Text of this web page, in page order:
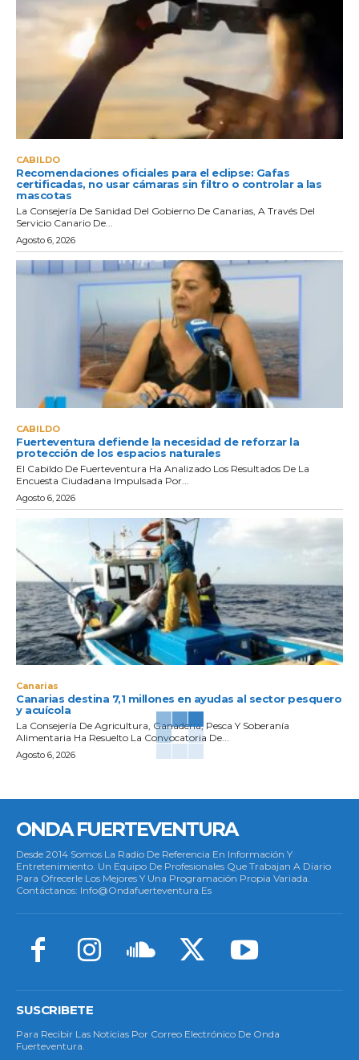
CABILDO
Recomendaciones oficiales para el eclipse: Gafas
certificadas, no usar cámaras sin filtro o controlar a las
mascotas
La Consejería De Sanidad Del Gobierno De Canarias, A Través Del
Servicio Canario De...
Agosto 6, 2026
CABILDO
Fuerteventura defiende la necesidad de reforzar la
protección de los espacios naturales
El Cabildo De Fuerteventura Ha Analizado Los Resultados De La
Encuesta Ciudadana Impulsada Por...
Agosto 6, 2026
Canarias
Canarias destina 7,1 millones en ayudas al sector pesquero
y acuícola
La Consejería De Agricultura, Ganadería, Pesca Y Soberanía
Alimentaria Ha Resuelto La Convocatoria De...
Agosto 6, 2026
ONDA FUERTEVENTURA
Desde 2014 Somos La Radio De Referencia En Información Y
Entretenimiento. Un Equipo De Profesionales Que Trabajan A Diario
Para Ofrecerle Los Mejores Y Una Programación Propia Variada.
Contáctanos: Info@ondafuerteventura.es
SUSCRIBETE
Para Recibir Las Noticias Por Correo Electrónico De Onda
Fuerteventura.